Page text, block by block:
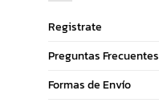
Registrate
Preguntas Frecuentes
Formas de Envío